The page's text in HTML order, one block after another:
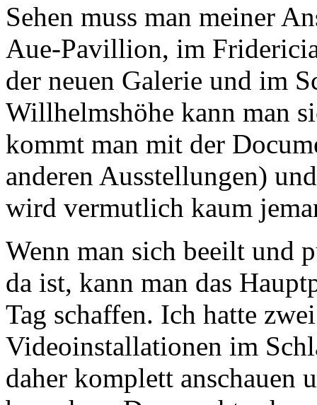
Sehen muss man meiner
Aue-Pavillion, im
der neuen Galerie und im
Willhelmshöhe kann man
kommt man mit der
anderen Ausstellungen)
wird vermutlich kaum
Wenn man sich beeilt und
da ist, kann man das
Tag schaffen. Ich hatte
Videoinstallationen im
daher komplett anschauen